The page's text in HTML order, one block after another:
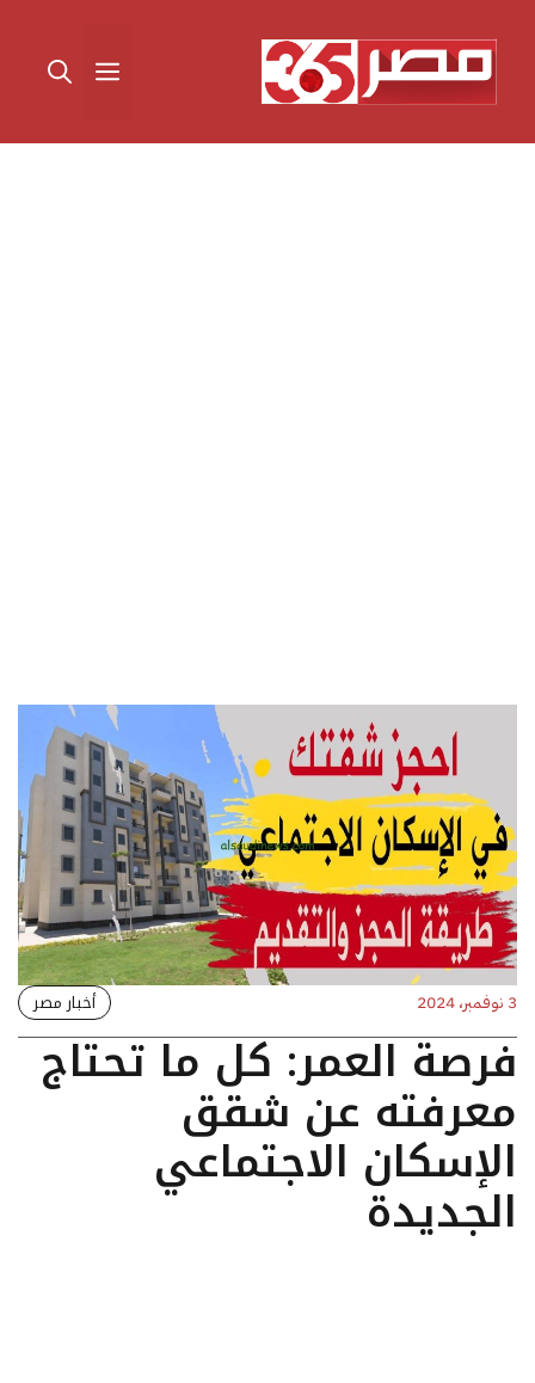
المحتوى القائمة
3 نوفمبر، 2024 أخبار مصر
فرصة العمر: كل ما تحتاج
معرفته عن شقق
الإسكان الاجتماعي
الجديدة